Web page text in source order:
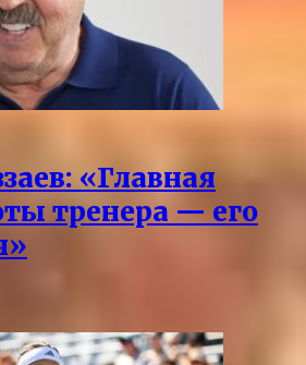
«Главная
тренера — его